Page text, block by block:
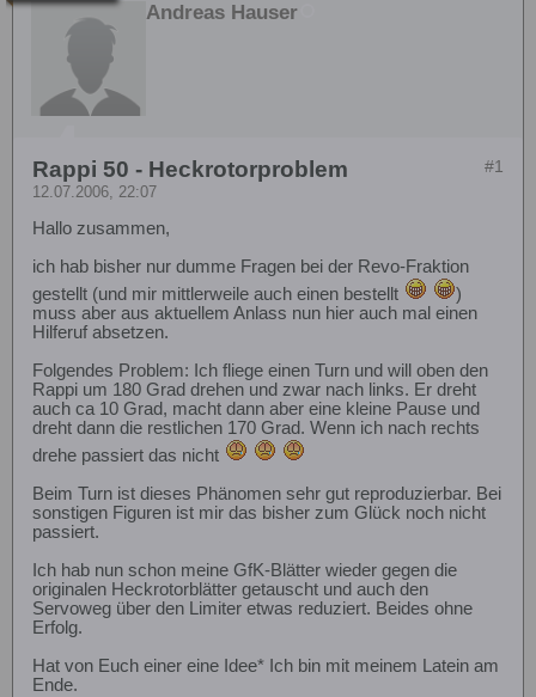
Andreas Hauser
#1
Rappi 50 - Heckrotorproblem
12.07.2006, 22:07
Hallo zusammen,
ich hab bisher nur dumme Fragen bei der Revo-Fraktion
gestellt (und mir mittlerweile auch einen bestellt
)
muss aber aus aktuellem Anlass nun hier auch mal einen
Hilferuf absetzen.
Folgendes Problem: Ich fliege einen Turn und will oben den
Rappi um 180 Grad drehen und zwar nach links. Er dreht
auch ca 10 Grad, macht dann aber eine kleine Pause und
dreht dann die restlichen 170 Grad. Wenn ich nach rechts
drehe passiert das nicht
Beim Turn ist dieses Phänomen sehr gut reproduzierbar. Bei
sonstigen Figuren ist mir das bisher zum Glück noch nicht
passiert.
Ich hab nun schon meine GfK-Blätter wieder gegen die
originalen Heckrotorblätter getauscht und auch den
Servoweg über den Limiter etwas reduziert. Beides ohne
Erfolg.
Hat von Euch einer eine Idee* Ich bin mit meinem Latein am
Ende.